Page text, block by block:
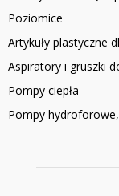
Poziomice
Artykuły plastyczne
Aspiratory i gruszki
Pompy ciepła
Pompy